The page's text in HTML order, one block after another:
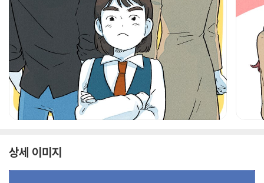
상세 이미지